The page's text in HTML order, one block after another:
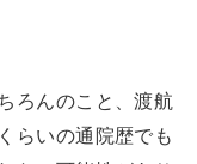
ろんのこと、渡航
らいの通院歴でも